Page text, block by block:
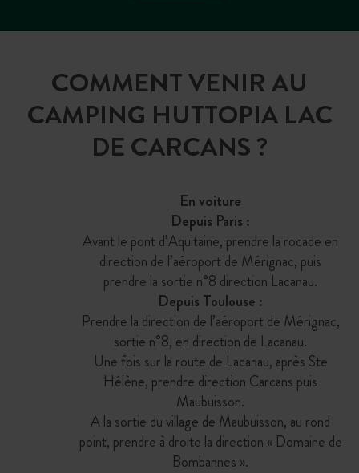
COMMENT VENIR AU
CAMPING HUTTOPIA LAC
DE CARCANS ?
En voiture
Depuis Paris :
Avant le pont d’Aquitaine, prendre la rocade en
direction de l’aéroport de Mérignac, puis
prendre la sortie n°8 direction Lacanau.
Depuis Toulouse :
Prendre la direction de l’aéroport de Mérignac,
sortie n°8, en direction de Lacanau.
Une fois sur la route de Lacanau, après Ste
Hélène, prendre direction Carcans puis
Maubuisson.
A la sortie du village de Maubuisson, au rond
point, prendre à droite la direction « Domaine de
Bombannes ».